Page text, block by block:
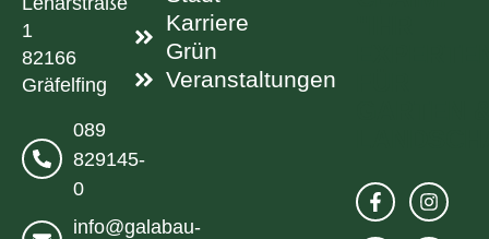
1
82166
Gräfelfing
089
829145-
0
info@galabau-
Karriere
Grün
Veranstaltungen